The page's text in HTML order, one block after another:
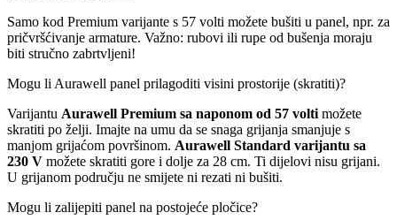
Samo kod Premium varijante s 57 volti možete bušiti u panel, npr. za
pričvršćivanje armature. Važno: rubovi ili rupe od bušenja moraju
biti stručno zabrtvljeni!
Mogu li Aurawell panel prilagoditi visini prostorije (skratiti)?
Varijantu Aurawell Premium sa naponom od 57 volti možete
skratiti po želji. Imajte na umu da se snaga grijanja smanjuje s
manjom grijaćom površinom. Aurawell Standard varijantu sa
230 V možete skratiti gore i dolje za 28 cm. Ti dijelovi nisu grijani.
U grijanom području ne smijete ni rezati ni bušiti.
Mogu li zalijepiti panel na postojeće pločice?